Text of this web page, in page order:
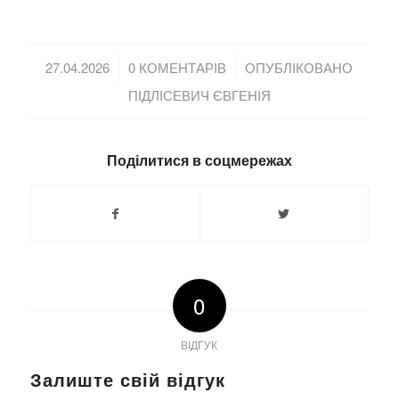
27.04.2026
/ 0 КОМЕНТАРІВ
/
ОПУБЛІКОВАНО
ПІДЛІСЕВИЧ ЄВГЕНІЯ
Поділитися в соцмережах
0
ВІДГУК
Залиште свій відгук